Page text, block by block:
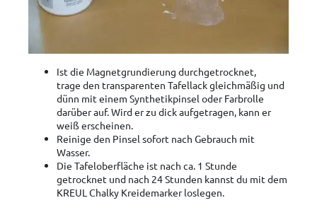
Ist die Magnetgrundierung durchgetrocknet,
trage den transparenten Tafellack gleichmäßig und
dünn mit einem Synthetikpinsel oder Farbrolle
darüber auf. Wird er zu dick aufgetragen, kann er
weiß erscheinen.
Reinige den Pinsel sofort nach Gebrauch mit
Wasser.
Die Tafeloberfläche ist nach ca. 1 Stunde
getrocknet und nach 24 Stunden kannst du mit dem
KREUL Chalky Kreidemarker loslegen.